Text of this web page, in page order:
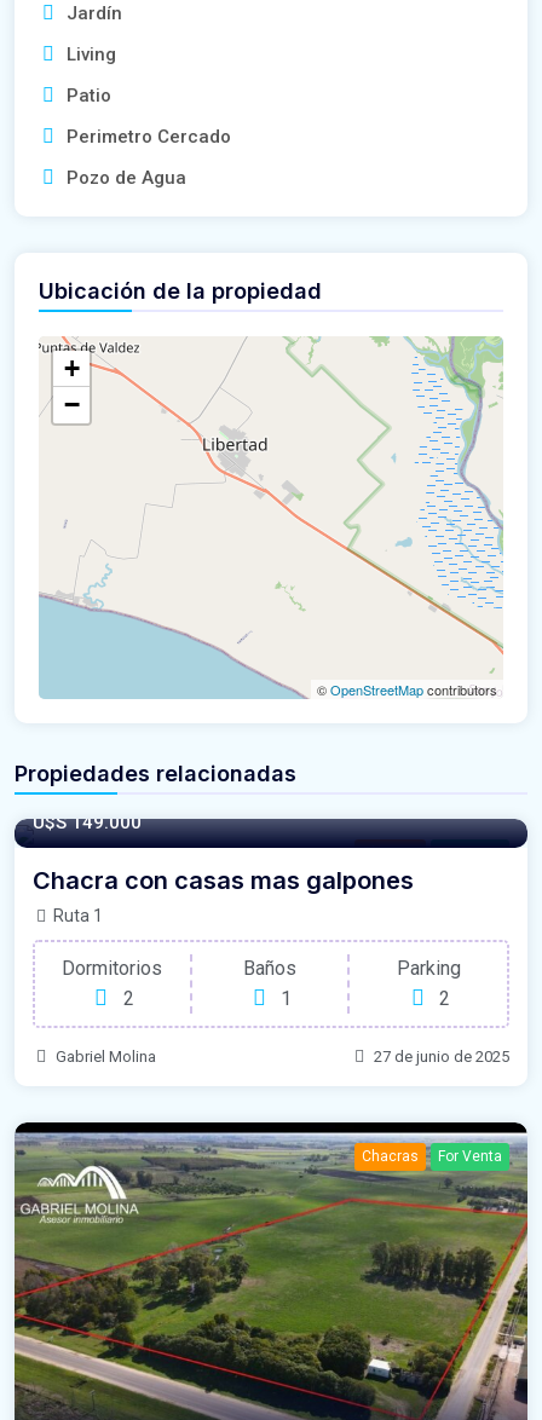
Jardín
Living
Patio
Perimetro Cercado
Pozo de Agua
Ubicación de la propiedad
+
−
©OpenStreetMapcontributors
Propiedades relacionadas
Chacras For Venta
U$S 149.000
Chacra con casas mas galpones
Ruta 1
Dormitorios
2
Baños
1
Parking
2
Gabriel Molina 27 de junio de 2025
Chacras For Venta